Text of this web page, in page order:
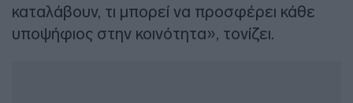
καταλάβουν, τι μπορεί να προσφέρει κάθε
υποψήφιος στην κοινότητα», τονίζει.